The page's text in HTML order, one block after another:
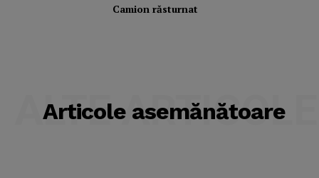
Camion răsturnat
Articole asemănătoare
ALTE ARTICOLE